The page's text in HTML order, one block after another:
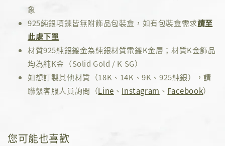
象
925純銀項鍊皆無附飾品包裝盒，如有包裝盒需求請至
此處下單
材質925純銀鍍金為純銀材質電鍍K金層；材質K金飾品
均為純K金（Solid Gold / K SG）
如想訂製其他材質（18K、14K、9K、925純銀），請
聯繫客服人員詢問（Line 、 Instagram 、 Facebook）
您可能也喜歡